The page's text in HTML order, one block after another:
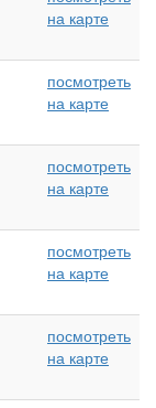
на карте
посмотреть
на карте
посмотреть
на карте
посмотреть
на карте
посмотреть
на карте